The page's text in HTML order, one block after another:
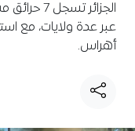
الجزائر
عبر عدة ولايات، مع
أهراس.